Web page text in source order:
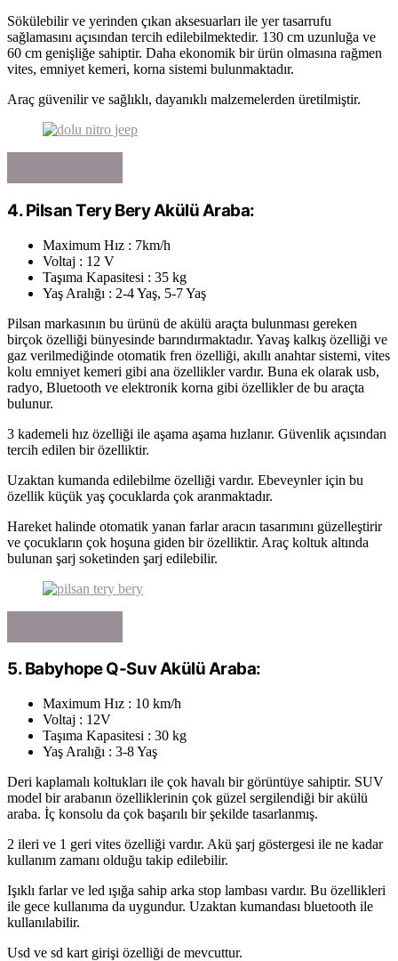
Sökülebilir ve yerinden çıkan aksesuarları ile yer tasarrufu
sağlamasını açısından tercih edilebilmektedir. 130 cm uzunluğa ve
60 cm genişliğe sahiptir. Daha ekonomik bir ürün olmasına rağmen
vites, emniyet kemeri, korna sistemi bulunmaktadır.
Araç güvenilir ve sağlıklı, dayanıklı malzemelerden üretilmiştir.
4. Pilsan Tery Bery Akülü Araba:
Maximum Hız : 7km/h
Voltaj : 12 V
Taşıma Kapasitesi : 35 kg
Yaş Aralığı : 2-4 Yaş, 5-7 Yaş
Pilsan markasının bu ürünü de akülü araçta bulunması gereken
birçok özelliği bünyesinde barındırmaktadır. Yavaş kalkış özelliği ve
gaz verilmediğinde otomatik fren özelliği, akıllı anahtar sistemi, vites
kolu emniyet kemeri gibi ana özellikler vardır. Buna ek olarak usb,
radyo, Bluetooth ve elektronik korna gibi özellikler de bu araçta
bulunur.
3 kademeli hız özelliği ile aşama aşama hızlanır. Güvenlik açısından
tercih edilen bir özelliktir.
Uzaktan kumanda edilebilme özelliği vardır. Ebeveynler için bu
özellik küçük yaş çocuklarda çok aranmaktadır.
Hareket halinde otomatik yanan farlar aracın tasarımını güzelleştirir
ve çocukların çok hoşuna giden bir özelliktir. Araç koltuk altında
bulunan şarj soketinden şarj edilebilir.
5.Babyhope Q-SuvAkülü Araba:
Maximum Hız : 10 km/h
Voltaj : 12V
Taşıma Kapasitesi : 30 kg
Yaş Aralığı : 3-8 Yaş
Deri kaplamalı koltukları ile çok havalı bir görüntüye sahiptir. SUV
model bir arabanın özelliklerinin çok güzel sergilendiği bir akülü
araba. İç konsolu da çok başarılı bir şekilde tasarlanmış.
2 ileri ve 1 geri vites özelliği vardır. Akü şarj göstergesi ile ne kadar
kullanım zamanı olduğu takip edilebilir.
Işıklı farlar ve led ışığa sahip arka stop lambası vardır. Bu özellikleri
ile gece kullanıma da uygundur. Uzaktan kumandası bluetooth ile
kullanılabilir.
Usd ve sd kart girişi özelliği de mevcuttur.